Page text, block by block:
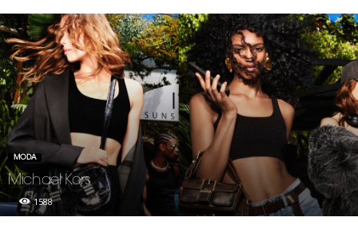
MODA
Michael Kors
1588